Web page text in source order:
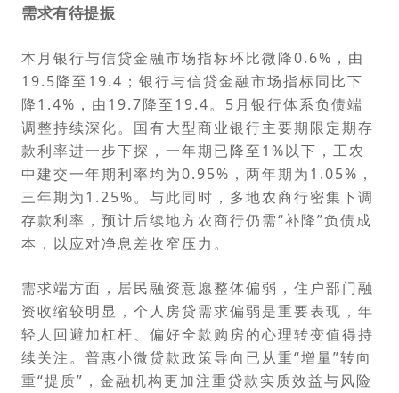
需求有待提振
本月银行与信贷金融市场指标环比微降0.6%，由
19.5降至19.4；银行与信贷金融市场指标同比下
降1.4%，由19.7降至19.4。5月银行体系负债端
调整持续深化。国有大型商业银行主要期限定期存
款利率进一步下探，一年期已降至1%以下，工农
中建交一年期利率均为0.95%，两年期为1.05%，
三年期为1.25%。与此同时，多地农商行密集下调
存款利率，预计后续地方农商行仍需“补降”负债成
本，以应对净息差收窄压力。
需求端方面，居民融资意愿整体偏弱，住户部门融
资收缩较明显，个人房贷需求偏弱是重要表现，年
轻人回避加杠杆、偏好全款购房的心理转变值得持
续关注。普惠小微贷款政策导向已从重“增量”转向
重“提质”，金融机构更加注重贷款实质效益与风险